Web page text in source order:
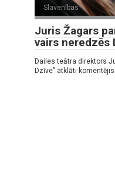
Slavenības
Juris Žagars
vairs neredzēs
Dailes teātra direktors
Dzīve” atklāti